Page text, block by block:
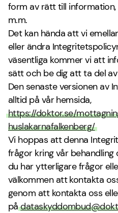
form av rätt till
m.m.
Det kan hända att vi
eller ändra
väsentliga kommer vi att
sätt och be dig att ta del
Den senaste versionen av
alltid på vår hemsida,
https://doktor.se/
huslakarnafalkenberg/
Vi hoppas att denna
frågor kring vår
du har ytterligare frågor
välkommen att kontakta
genom att kontakta oss
på